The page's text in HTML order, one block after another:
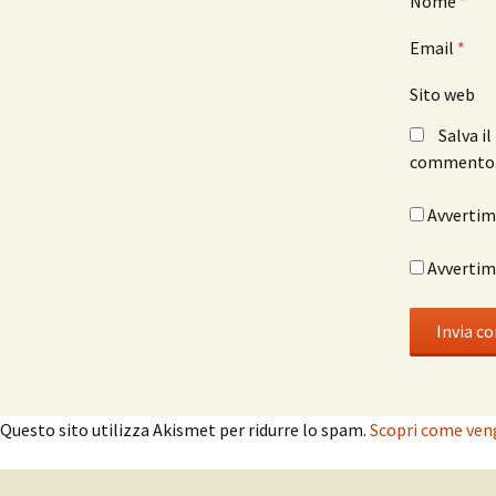
Email *
Sito web
Salva
commento.
Questo sito utilizza Akismet per ridurre lo spam. Scopri come